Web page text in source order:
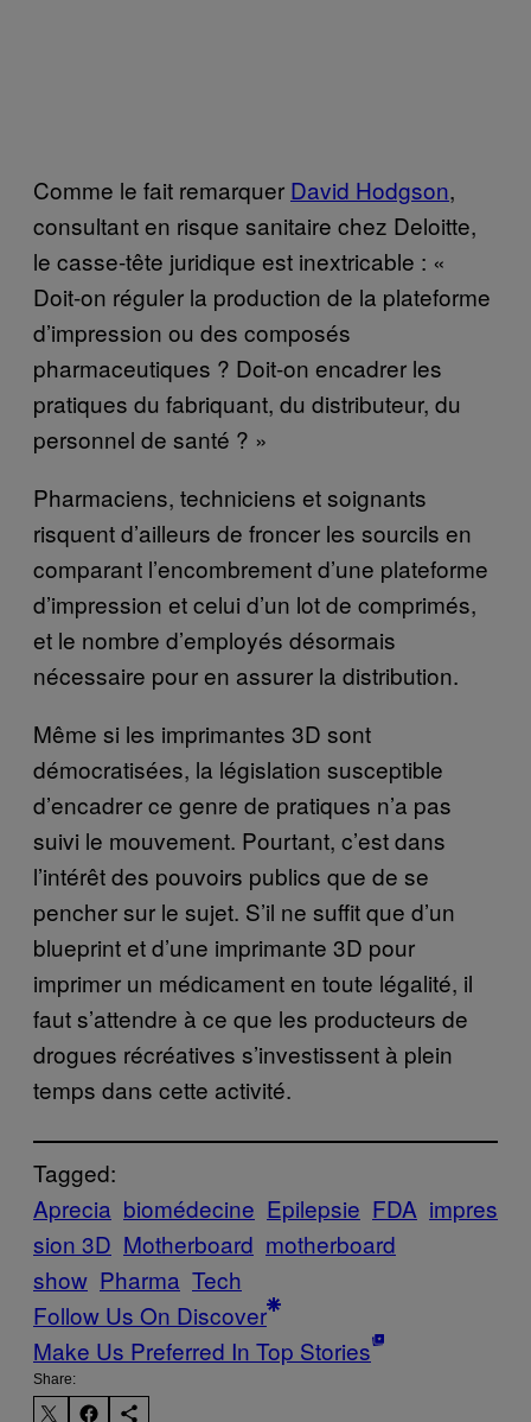
Comme le fait remarquer David Hodgson,
consultant en risque sanitaire chez Deloitte,
le casse-tête juridique est inextricable : «
Doit-on réguler la production de la plateforme
d’impression ou des composés
pharmaceutiques ? Doit-on encadrer les
pratiques du fabriquant, du distributeur, du
personnel de santé ? »
Pharmaciens, techniciens et soignants
risquent d’ailleurs de froncer les sourcils en
comparant l’encombrement d’une plateforme
d’impression et celui d’un lot de comprimés,
et le nombre d’employés désormais
nécessaire pour en assurer la distribution.
Même si les imprimantes 3D sont
démocratisées, la législation susceptible
d’encadrer ce genre de pratiques n’a pas
suivi le mouvement. Pourtant, c’est dans
l’intérêt des pouvoirs publics que de se
pencher sur le sujet. S’il ne suffit que d’un
blueprint et d’une imprimante 3D pour
imprimer un médicament en toute légalité, il
faut s’attendre à ce que les producteurs de
drogues récréatives s’investissent à plein
temps dans cette activité.
Tagged:
Aprecia biomédecine Epilepsie FDA impres
sion 3D Motherboard motherboard
show Pharma Tech
Follow Us On Discover
Make Us Preferred In Top Stories
Share: